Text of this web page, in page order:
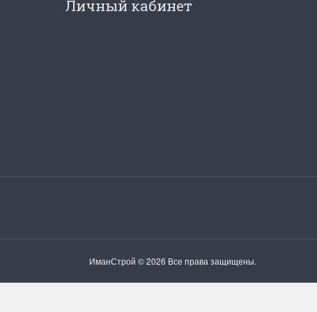
Личный кабинет
ИманСтрой © 2026 Все права защищены.